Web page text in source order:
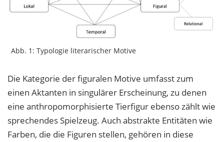
Abb. 1: Typologie literarischer Motive
Die Kategorie der figuralen Motive umfasst zum
einen Aktanten in singulärer Erscheinung, zu denen
eine anthropomorphisierte Tierfigur ebenso zählt wie
sprechendes Spielzeug. Auch abstrakte Entitäten wie
Farben, die die Figuren stellen, gehören in diese